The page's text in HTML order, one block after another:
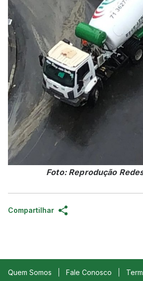
Foto: Reprodução
Compartilhar
Quem Somos Fale Conosco